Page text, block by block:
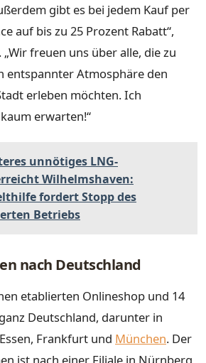
gibt es bei jedem Kauf per
auf bis zu 25 Prozent Rabatt“,
freuen uns über alle, die zu
entspannter Atmosphäre den
erleben möchten. Ich
erwarten!“
unnötiges LNG-
Wilhelmshaven:
fordert Stopp des
Betriebs
nach Deutschland
etablierten Onlineshop und 14
Deutschland, darunter in
Frankfurt und München. Der
ist nach einer Filiale in Nürnberg